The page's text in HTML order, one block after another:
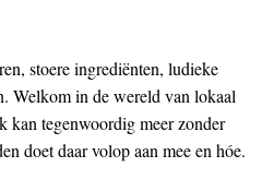
stoere ingrediënten, ludieke
Welkom in de wereld van lokaal
kan tegenwoordig meer zonder
doet daar volop aan mee en hóe.